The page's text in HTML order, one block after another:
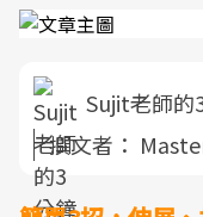
Sujit老師的
撰文者：